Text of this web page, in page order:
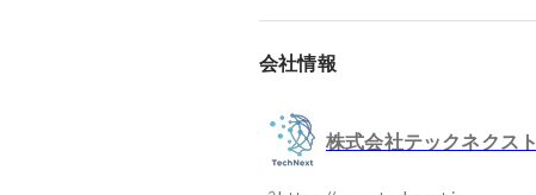
会社情報
株式会社テックネクスト